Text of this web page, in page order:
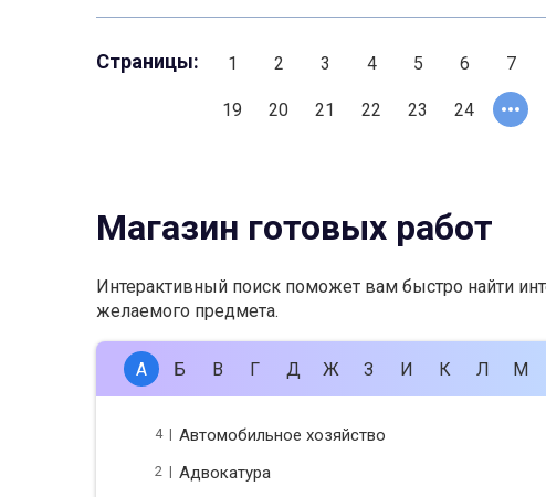
Страницы: 1 2 3 4 5 6 7
19 20 21 22 23 24
Магазин готовых работ
Интерактивный поиск поможет вам быстро найти
желаемого предмета.
А Б В Г Д Ж З И К Л М
4 | Автомобильное хозяйство
2 | Адвокатура